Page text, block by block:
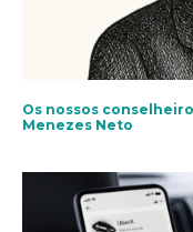
Os nossos
Menezes Neto